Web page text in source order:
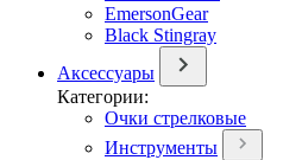
EmersonGear
Black Stingray
Аксессуары
Категории:
Очки стрелковые
Инструменты